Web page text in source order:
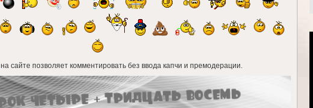
на сайте позволяет комментировать без ввода капчи и премодерации.